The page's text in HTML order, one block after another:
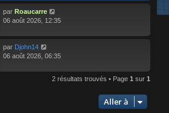
par Roaucarre
06 août 2026, 12:35
par Djohn14
06 août 2026, 06:35
2 résultats trouvés • Page 1 sur 1
Aller à